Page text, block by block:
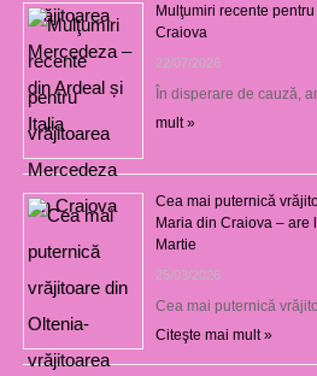
Mulţumiri recente
Craiova
22/07/2026
În disperare de cauză,
mult »
Cea mai puternică
Maria din Craiova – are
Martie
25/03/2026
Cea mai puternică
Citeşte mai mult »